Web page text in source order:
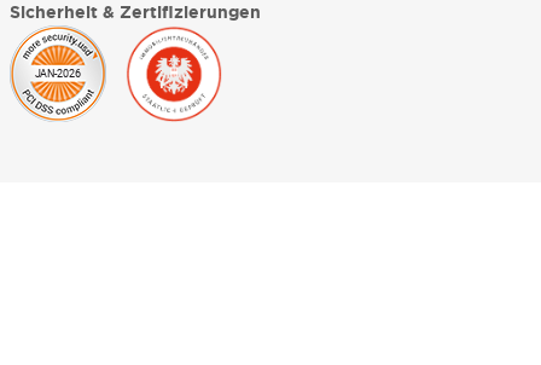
Sicherheit & Zertifizierungen